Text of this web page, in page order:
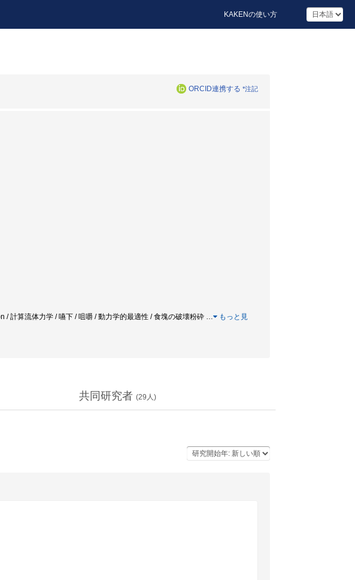
KAKENの使い方
ORCID連携する *注記
計算流体力学 / 嚥下 / 咀嚼 / 動力学的最適性 / 食塊の破壊粉砕 …
もっと見
共同研究者 (29 人)